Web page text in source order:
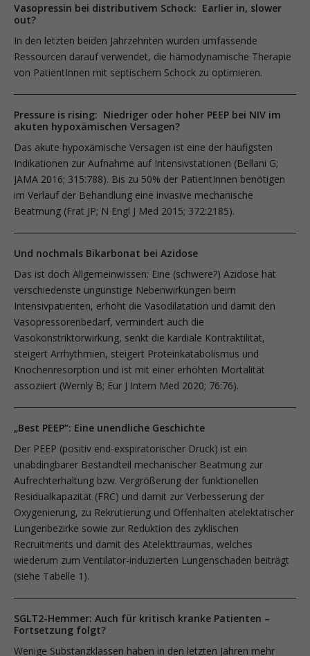
Vasopressin bei distributivem Schock: Earlier in, slower
out?
In den letzten beiden Jahrzehnten wurden umfassende
Ressourcen darauf verwendet, die hämodynamische Therapie
von PatientInnen mit septischem Schock zu optimieren.
Pressure is rising: Niedriger oder hoher PEEP bei NIV im
akuten hypoxämischen Versagen?
Das akute hypoxämische Versagen ist eine der häufigsten
Indikationen zur Aufnahme auf Intensivstationen (­Bellani G;
JAMA 2016; 315:788). Bis zu 50% der PatientInnen benötigen
im Verlauf der Behandlung eine invasive mechanische
Beatmung (Frat JP; N Engl J Med 2015; 372:2185).
Und nochmals Bikarbonat bei Azidose
Das ist doch Allgemeinwissen: Eine (schwere?) Azidose hat
verschiedenste ungünstige Nebenwirkungen beim
Intensivpatienten, erhöht die Vasodilata­tion und damit den
Vasopressorenbedarf, vermindert auch die
Vasokonstriktorwirkung, senkt die kardiale Kontraktilität,
steigert Arrhythmien, steigert Proteinkatabolismus und
Knochenresorption und ist mit einer erhöhten Mortalität
assoziiert (Wernly B; Eur J Intern Med 2020; 76:76).
„Best PEEP“: Eine unendliche Geschichte
Der PEEP (positiv end-exspiratorischer Druck) ist ein
unabdingbarer Bestandteil mechanischer Beatmung zur
Aufrechterhaltung bzw. Vergrößerung der funktionellen
Residualkapazität (FRC) und damit zur Verbesserung der
Oxygenierung, zu Rekrutierung und Offenhalten atelektatischer
Lungenbezirke sowie zur Reduktion des zyklischen
Recruitments und damit des Atelekttraumas, welches
wiederum zum Ventilator-induzierten Lungenschaden beiträgt
(­siehe Tabelle 1).
SGLT2-Hemmer: Auch für kritisch kranke Patienten –
Fortsetzung folgt?
Wenige Substanzklassen haben in den letzten Jahren mehr